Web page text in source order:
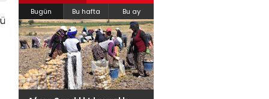
Bugün
Bu hafta Bu ay